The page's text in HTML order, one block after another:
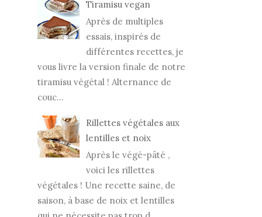
Tiramisu vegan
Après de multiples
essais, inspirés de
différentes recettes, je
vous livre la version finale de notre
tiramisu végétal ! Alternance de
couc...
Rillettes végétales aux
lentilles et noix
Après le végé-pâté ,
voici les rillettes
végétales ! Une recette saine, de
saison, à base de noix et lentilles